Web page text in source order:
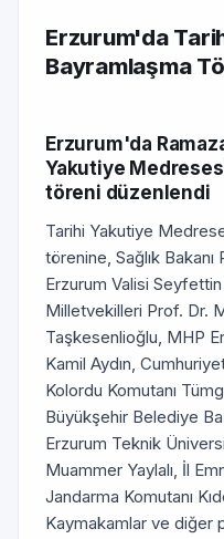
Erzurum'da
Bayramlaşma
Erzurum'da
Yakutiye
töreni düzenlendi
Tarihi Yakutiye
törenine, Sağlık
Erzurum Valisi
Milletvekilleri Prof. Dr.
Taşkesenlioğlu, MHP
Kamil Aydın,
Kolordu Komutanı
Büyükşehir Belediye
Erzurum Teknik
Muammer Yaylalı, İl
Jandarma Komutanı
Kaymakamlar ve diğer